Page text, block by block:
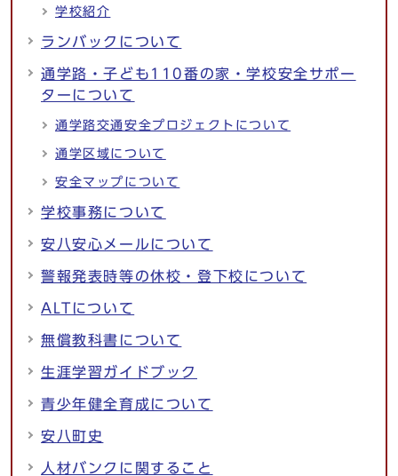
学校紹介
ランバックについて
通学路・子ども110番の家・学校安全サポー
ターについて
通学路交通安全プロジェクトについて
通学区域について
安全マップについて
学校事務について
安八安心メールについて
警報発表時等の休校・登下校について
ALTについて
無償教科書について
生涯学習ガイドブック
青少年健全育成について
安八町史
人材バンクに関すること